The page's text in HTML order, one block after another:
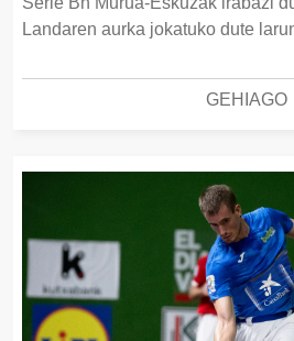
Landaren aurka jokatuko dute
GEHIAGO